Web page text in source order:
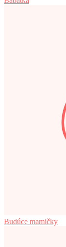
Budúce mamičky